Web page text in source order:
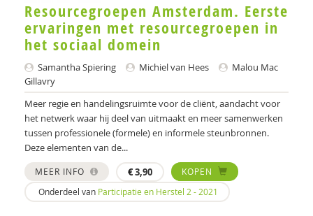
Joyce Lamerichs
Malou Mac Gillavry
Tessa Magnée
Rosalie Metze
Jasper Nuijen
Heico Oosting
Projectgroep Plan van aanpak ernstige psychische
aandoeningen
Resourcegroepen Amsterdam. Eerste
ervaringen met resourcegroepen in
het sociaal domein
Samantha Spiering Michiel van Hees
Malou Mac
Gillavry
Meer regie en handelingsruimte voor de cliënt, aandacht voor
het netwerk waar hij deel van uitmaakt en meer samenwerken
tussen professionele (formele) en informele steunbronnen.
Deze elementen van de...
MEER INFO €3,90
KOPEN
Onderdeel van Participatie en Herstel 2 - 2021